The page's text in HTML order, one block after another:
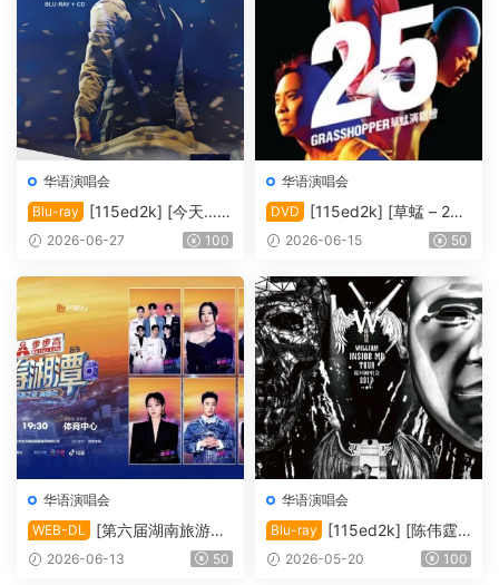
华语演唱会
Blu-ray
[115ed2k] [今天…is
the Day 刘德华巡回演唱会]
MA5.1][ISO/42.00 GiB]
2026-06-27 100
华语演唱会
DVD
[115ed2k] [草蜢 – 25
周年演唱会2010 Karaoke][IS
2026-06-15 50
华语演唱会
WEB-DL
[第六届湖南旅游发
展大会·青春湘潭演唱会][108
2026-06-13 50
华语演唱会
Blu-ray
[115ed2k] [陈伟霆“I
nside Me”巡回演唱会][Blura
2026-05-20 100